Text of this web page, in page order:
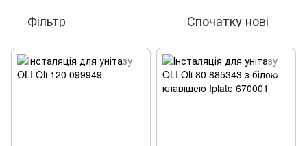
Фільтр Спочатку нові